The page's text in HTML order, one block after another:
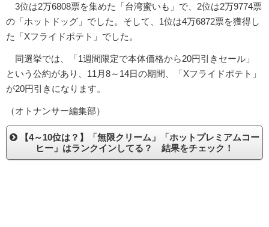
3位は2万6808票を集めた「台湾蜜いも」で、2位は2万9774票
の「ホットドッグ」でした。そして、1位は4万6872票を獲得し
た「Xフライドポテト」でした。
同選挙では、「1週間限定で本体価格から20円引きセール」
という公約があり、11月8～14日の期間、「Xフライドポテト」
が20円引きになります。
（オトナンサー編集部）
【4～10位は？】「無限クリーム」「ホットプレミアムコー
ヒー」はランクインしてる？ 結果をチェック！